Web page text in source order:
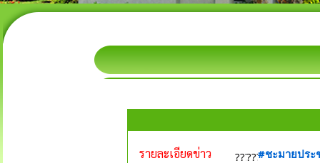
รายละเอียดข่าว
#ชะมายปร